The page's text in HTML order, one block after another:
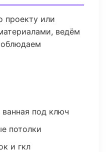
проекту или
ведём
под ключ
потолки
и гкл